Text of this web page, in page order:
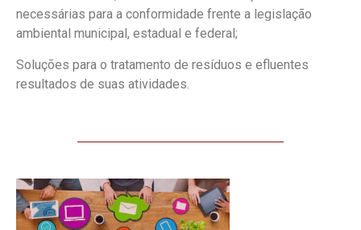
necessárias para a conformidade frente a legislação
ambiental municipal, estadual e federal;
Soluções para o tratamento de resíduos e efluentes
resultados de suas atividades.